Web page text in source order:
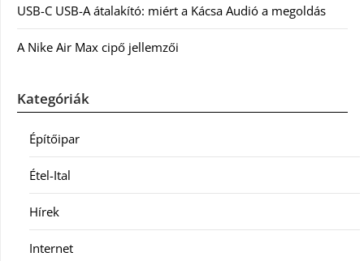
USB-C USB-A átalakító: miért a Kácsa Audió a megoldás
A Nike Air Max cipő jellemzői
Kategóriák
Építőipar
Étel-Ital
Hírek
Internet